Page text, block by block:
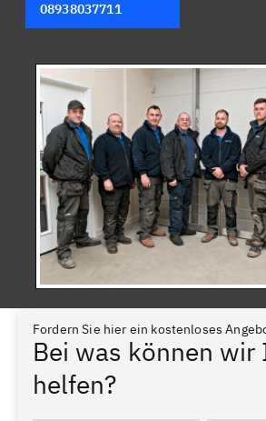
08938037711
Fordern Sie hier ein kostenloses
Bei was können wir
helfen?